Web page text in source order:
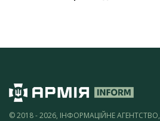
© 2018 - 2026, ІНФОРМАЦІЙНЕ АГЕНТСТВО,